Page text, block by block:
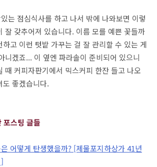
는 점심식사를 하고 나서 밖에 나와보면 이렇
잘 갖추어져 있습니다. 이름 모를 예쁜 꽃들까
고 이런 텃밭 가꾸는 걸 잘 관리할 수 있는 게
니겠죠... 이 옆엔 파라솔이 준비되어 있으니
때 커피자판기에서 믹스커피 한잔 들고 나오
좋겠습니다.
포스팅 글들
어떻게 탄생했을까? [제물포지하상가 41년